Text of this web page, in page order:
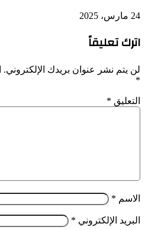
24 مارس، 2025
اترك تعليقاً
لن يتم نشر عنوان بريدك الإلكتروني.
*
التعليق *
الاسم *
البريد الإلكتروني *